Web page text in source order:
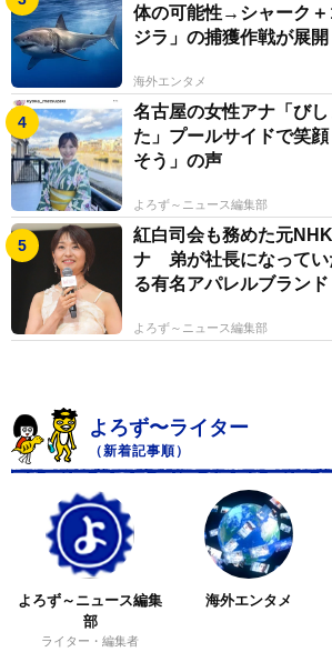
体の可能性→シャーク＋
ジラ」の捕獲作戦が展開
海外エンタメ
名古屋の女性アナ「び
た」プールサイドで笑
そう」の声
よろず～ニュース編集部
紅白司会も務めた元
ナ 弟が社長になって
る有名アパレルブランド
よろず～ニュース編集部
よろず〜ライター
（新着記事順）
よろず～ニュース編集
部
ライター・編集者
海外エンタメ